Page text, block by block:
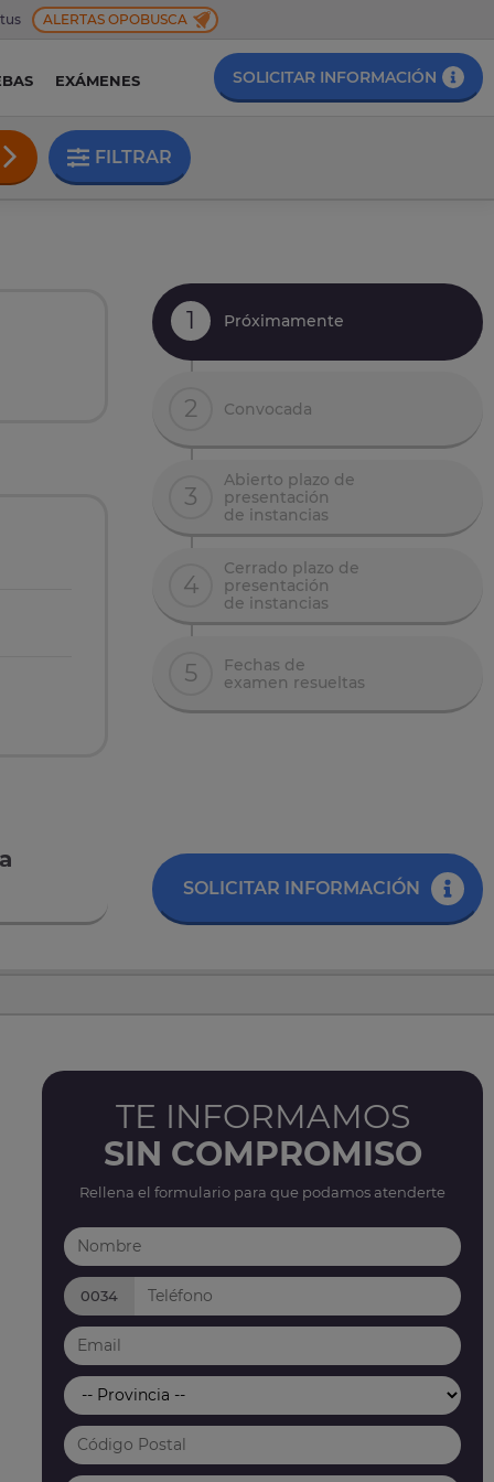
ALERTAS OPOBUSCA
EXÁMENES SOLICITAR INFORMACIÓN
FILTRAR
1 Próximamente
2 Convocada
3
Abierto plazo de
presentación
de instancias
4
Cerrado plazo de
presentación
de instancias
5
Fechas de
examen resueltas
SOLICITAR INFORMACIÓN
TE INFORMAMOS
SIN COMPROMISO
Rellena el formulario para que podamos atenderte
0034